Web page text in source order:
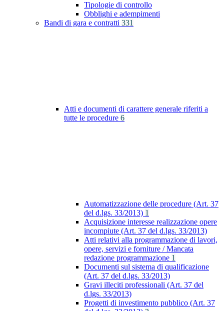
Tipologie di controllo
Obblighi e adempimenti
Bandi di gara e contratti 331
Atti e documenti di carattere generale riferiti a
tutte le procedure 6
Automatizzazione delle procedure (Art. 37
del d.lgs. 33/2013) 1
Acquisizione interesse realizzazione opere
incompiute (Art. 37 del d.lgs. 33/2013)
Atti relativi alla programmazione di lavori,
opere, servizi e forniture / Mancata
redazione programmazione 1
Documenti sul sistema di qualificazione
(Art. 37 del d.lgs. 33/2013)
Gravi illeciti professionali (Art. 37 del
d.lgs. 33/2013)
Progetti di investimento pubblico (Art. 37